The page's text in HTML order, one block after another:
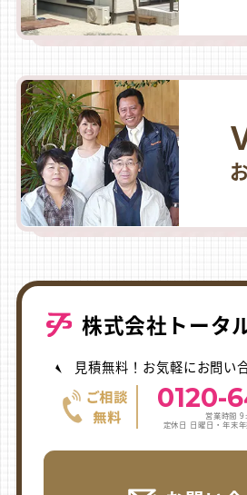
株式会社トータ
見積無料！お気軽にお問い
0120-
営業時間
定休日 日曜日・年末